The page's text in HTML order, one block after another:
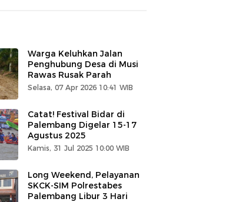
Warga Keluhkan Jalan
Penghubung Desa di Musi
Rawas Rusak Parah
Selasa, 07 Apr 2026 10:41 WIB
Catat! Festival Bidar di
Palembang Digelar 15-17
Agustus 2025
Kamis, 31 Jul 2025 10:00 WIB
Long Weekend, Pelayanan
SKCK-SIM Polrestabes
Palembang Libur 3 Hari